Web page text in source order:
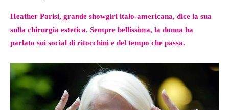
Heather Parisi, grande showgirl italo-americana, dice la sua
sulla chirurgia estetica. Sempre bellissima, la donna ha
parlato sui social di ritocchini e del tempo che passa.